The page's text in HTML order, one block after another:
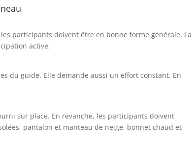
participants doivent être en bonne forme générale. La
active.
du guide. Elle demande aussi un effort constant. En
sur place. En revanche, les participants doivent
pantalon et manteau de neige, bonnet chaud et